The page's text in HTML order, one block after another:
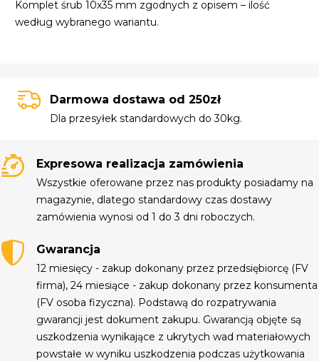
Komplet śrub 10x35 mm zgodnych z opisem – ilość
według wybranego wariantu.
Darmowa dostawa od 250zł
Dla przesyłek standardowych do 30kg.
Expresowa realizacja zamówienia
Wszystkie oferowane przez nas produkty posiadamy na
magazynie, dlatego standardowy czas dostawy
zamówienia wynosi od 1 do 3 dni roboczych.
Gwarancja
12 miesięcy - zakup dokonany przez przedsiębiorcę (FV
firma), 24 miesiące - zakup dokonany przez konsumenta
(FV osoba fizyczna). Podstawą do rozpatrywania
gwarancji jest dokument zakupu. Gwarancją objęte są
uszkodzenia wynikające z ukrytych wad materiałowych
powstałe w wyniku uszkodzenia podczas użytkowania